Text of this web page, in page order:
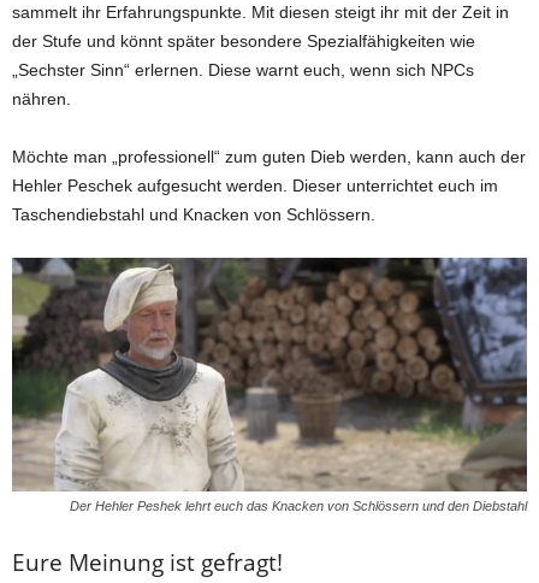
sammelt ihr Erfahrungspunkte. Mit diesen steigt ihr mit der Zeit in
der Stufe und könnt später besondere Spezialfähigkeiten wie
„Sechster Sinn“ erlernen. Diese warnt euch, wenn sich NPCs
nähren.
Möchte man „professionell“ zum guten Dieb werden, kann auch der
Hehler Peschek aufgesucht werden. Dieser unterrichtet euch im
Taschendiebstahl und Knacken von Schlössern.
Der Hehler Peshek lehrt euch das Knacken von Schlössern und den Diebstahl
Eure Meinung ist gefragt!